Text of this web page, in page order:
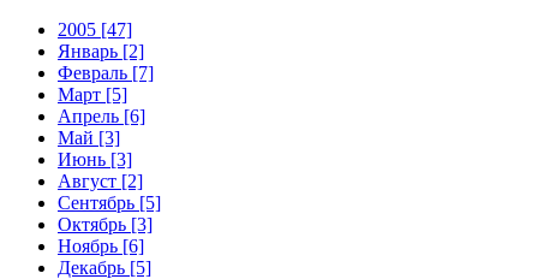
2005 [47]
Январь [2]
Февраль [7]
Март [5]
Апрель [6]
Май [3]
Июнь [3]
Август [2]
Сентябрь [5]
Октябрь [3]
Ноябрь [6]
Декабрь [5]